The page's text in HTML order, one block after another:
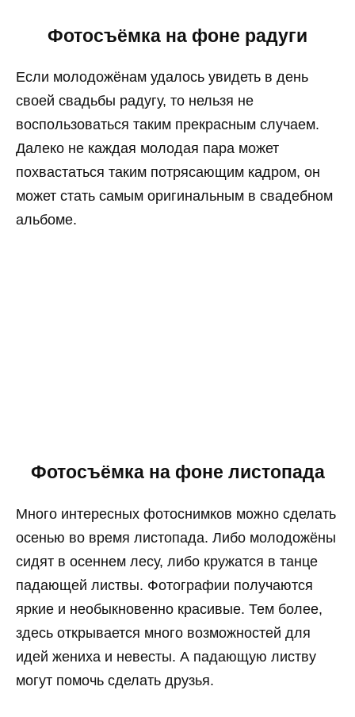
Фотосъёмка на фоне радуги
Если молодожёнам удалось увидеть в день
своей свадьбы радугу, то нельзя не
воспользоваться таким прекрасным случаем.
Далеко не каждая молодая пара может
похвастаться таким потрясающим кадром, он
может стать самым оригинальным в свадебном
альбоме.
Фотосъёмка на фоне листопада
Много интересных фотоснимков можно сделать
осенью во время листопада. Либо молодожёны
сидят в осеннем лесу, либо кружатся в танце
падающей листвы. Фотографии получаются
яркие и необыкновенно красивые. Тем более,
здесь открывается много возможностей для
идей жениха и невесты. А падающую листву
могут помочь сделать друзья.